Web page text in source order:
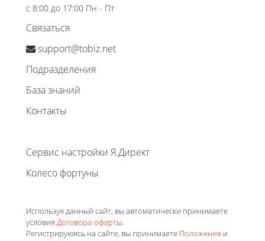
с 8:00 до 17:00 Пн - Пт
Связаться
support@tobiz.net
Подразделения
База знаний
Контакты
Сервис настройки Я.Директ
Колесо фортуны
Используя данный сайт, вы автоматически принимаете
условия Договора-оферты.
Регистрируюясь на сайте, вы принимаете Положение и